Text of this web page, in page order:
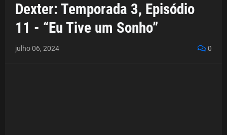
Dexter: Temporada 3, Episódio
11 - “Eu Tive um Sonho”
julho 06, 2024 0